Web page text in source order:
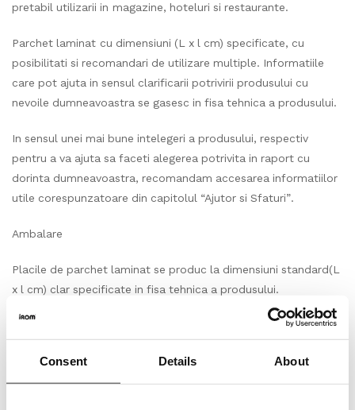
Consent Details About
pretabil utilizarii in magazine, hoteluri si restaurante.
Parchet laminat cu dimensiuni (L x l cm) specificate, cu
posibilitati si recomandari de utilizare multiple. Informatiile
care pot ajuta in sensul clarificarii potrivirii produsului cu
nevoile dumneavoastra se gasesc in fisa tehnica a produsului.
In sensul unei mai bune intelegeri a produsului, respectiv
pentru a va ajuta sa faceti alegerea potrivita in raport cu
dorinta dumneavoastra, recomandam accesarea informatiilor
utile corespunzatoare din capitolul “Ajutor si Sfaturi”.
Ambalare
Placile de parchet laminat se produc la dimensiuni standard(L
x l cm) clar specificate in fisa tehnica a produsului.
Parchetul laminat se impacheteaza diferit in cutii cu cantitati
placilor respectivului produs.